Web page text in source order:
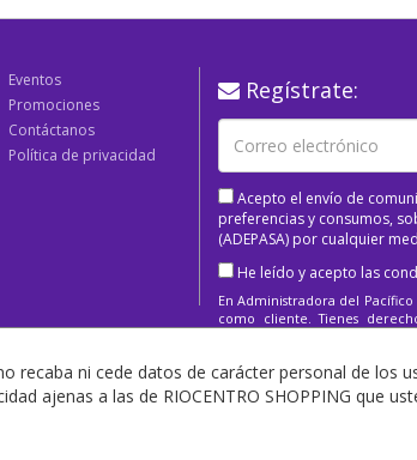
Eventos
Promociones
Contáctanos
Política de privacidad
Regístrate:
Acepto el envío de
preferencias y consumos,
(ADEPASA) por cualquier
He leído y acepto las
En Administradora del Pacífico
como cliente. Tienes
recaba ni cede datos de carácter personal de los
ajenas a las de RIOCENTRO SHOPPING que